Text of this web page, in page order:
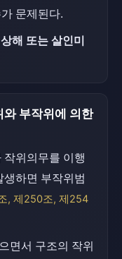
문제된다.
해 또는 살인미
부작위에 의한
위의무를 이행
하면 부작위범
, 제250조, 제254
면서 구조의 작위